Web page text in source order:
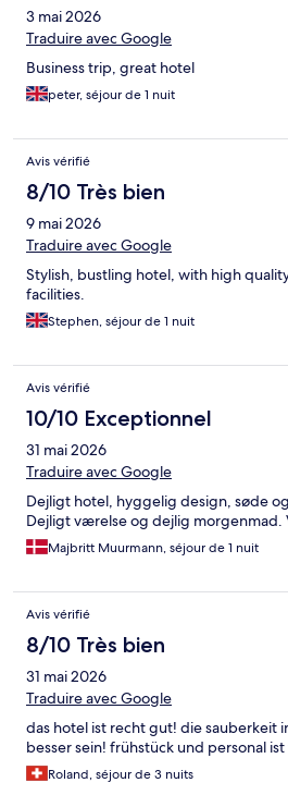
3 mai 2026
Traduire avec Google
Business trip, great hotel
peter, séjour de 1 nuit
Avis vérifié
8/10 Très bien
9 mai 2026
Traduire avec Google
Stylish, bustling hotel, with high
facilities.
Stephen, séjour de 1 nuit
Avis vérifié
10/10 Exceptionnel
31 mai 2026
Traduire avec Google
Dejligt hotel, hyggelig design, søde
Dejligt værelse og dejlig morgenmad.
Majbritt Muurmann, séjour de 1 nuit
Avis vérifié
8/10 Très bien
31 mai 2026
Traduire avec Google
das hotel ist recht gut! die sauberkeit
besser sein! frühstück und personal ist
Roland, séjour de 3 nuits